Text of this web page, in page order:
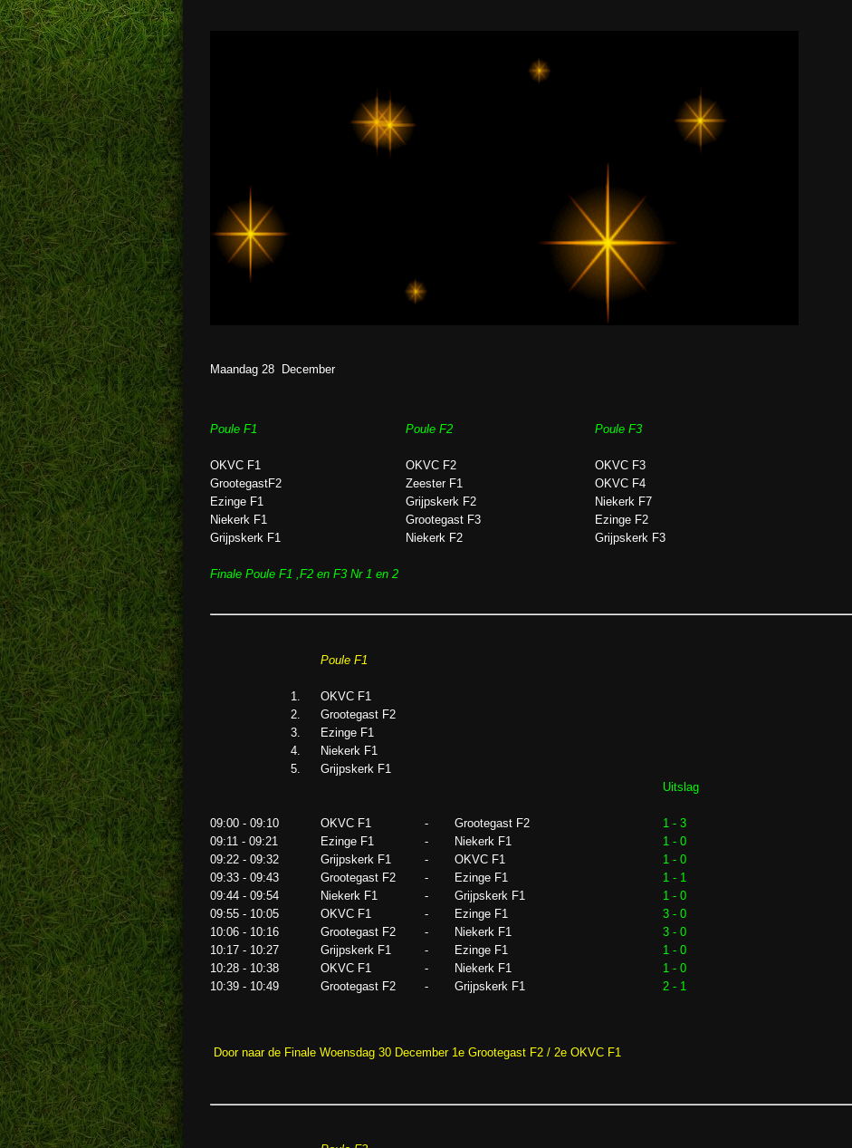
Maandag 28 December
Poule F1 Poule F2 Poule F3
OKVC F1 OKVC F2
OKVC F3
GrootegastF2
Zeester F1
OKVC F4
Ezinge F1
Grijpskerk F2
Niekerk F7
Niekerk F1
Grootegast F3
Ezinge F2
Grijpskerk F1
Niekerk F2 Grijpskerk F3
Finale Poule F1 ,F2 en F3 Nr 1 en 2
Poule F1
1
OKVC F1
2
Grootegast F2
3
Ezinge F1
4
Niekerk F1
5
Grijpskerk F1
Uitslag
09:00 - 09:10 OKVC F1 - Grootegast F2
1 - 3
09:11 - 09:21
Ezinge F1 - Niekerk F1
1 - 0
09:22 - 09:32
Grijpskerk F1 - OKVC F1
1 - 0
09:33 - 09:43
Grootegast F2 - Ezinge F1
1 - 1
09:44 - 09:54
Niekerk F1 - Grijpskerk F1
1 - 0
09:55 - 10:05
OKVC F1 - Ezinge F1
3 - 0
10:06 - 10:16
Grootegast F2 - Niekerk F1
3 - 0
10:17 - 10:27
Grijpskerk F1 - Ezinge F1
1 - 0
10:28 - 10:38
OKVC F1 - Niekerk F1
1 - 0
10:39 - 10:49
Grootegast F2 - Grijpskerk F1 2 - 1
Door naar de Finale Woensdag 30 December 1e Grootegast F2 / 2e OKVC F1